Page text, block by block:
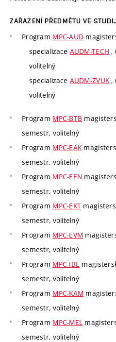
ZAŘAZENÍ PŘEDMĚTU VE
Program MPC-AUD
specializace AUDM-TECH ,
volitelný
specializace AUDM-ZVUK,
volitelný
Program MPC-BTB
semestr, volitelný
Program MPC-EAK
semestr, volitelný
Program MPC-EEN
semestr, volitelný
Program MPC-EKT
semestr, volitelný
Program MPC-EVM
semestr, volitelný
Program MPC-IBE
semestr, volitelný
Program MPC-KAM
semestr, volitelný
Program MPC-MEL
semestr, volitelný